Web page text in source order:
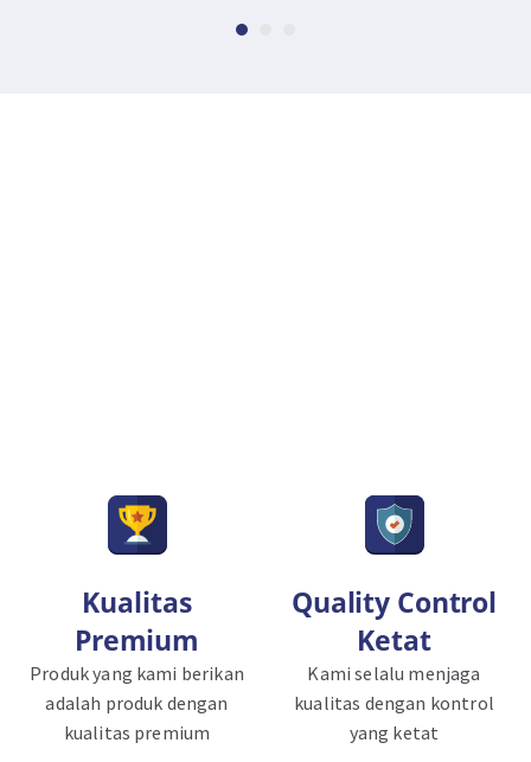
Kualitas
Premium
Produk yang kami berikan
adalah produk dengan
kualitas premium
Quality Control
Ketat
Kami selalu menjaga
kualitas dengan kontrol
yang ketat